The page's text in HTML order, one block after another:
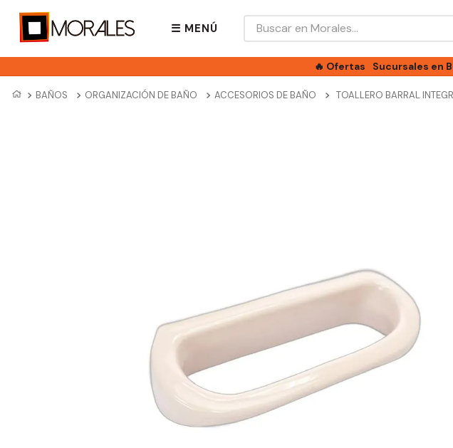
☰ MENÚ
Buscar en Morales...
🔥 Ofertas Sucursales en
BAÑOS ORGANIZACIÓN DE BAÑO ACCESORIOS DE BAÑO TOALLERO BARRAL